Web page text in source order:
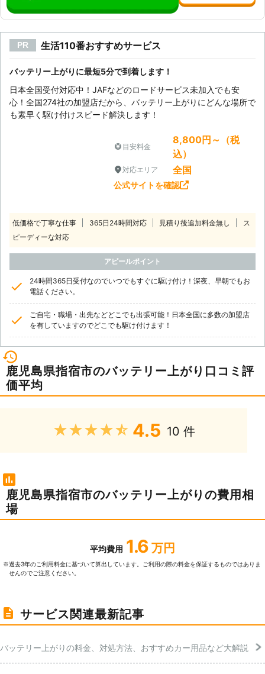
PR 生活110番おすすめサービス
バッテリー上がりに最短5分で到着します！
日本全国受付対応中！JAFなどのロードサービス未加入でも安
心！全国274社の加盟店だから、バッテリー上がりにどんな場所で
も素早く駆け付けスピード解決します！
目安料金
8,800円～（税
込）
対応エリア 全国
公式サイトを確認
低価格で丁寧な仕事 365日24時間対応 見積り後追加料金無し
ス
ピーディーな対応
アピールポイント
24時間365日受付なのでいつでもすぐに駆け付け！深夜、早朝でもお
電話ください。
ご自宅・職場・出先などどこでも出張可能！日本全国に多数の加盟店
を有していますのでどこでも駆け付けます！
鹿児島県指宿市のバッテリー上がり口コミ評
価平均
★★★★★ 4.5 10 件
鹿児島県指宿市のバッテリー上がりの費用相
場
平均費用 1.6 万円
※過去3年のご利⽤料⾦に基づいて算出しています。ご利⽤の際の料⾦を保証するものではありま
せんのでご注意ください。
サービス関連最新記事
バッテリー上がりの料金、対処方法、おすすめカー用品など大解説